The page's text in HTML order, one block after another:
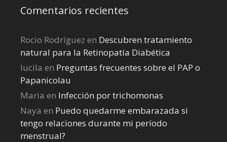
Comentarios recientes
Rocio Rodríguez en Descubren tratamiento
natural para la Retinopatía Diabética
lucila en Preguntas frecuentes sobre el PAP o
Papanicolau
Maria en Infección por trichomonas
Naya en Puedo quedarme embarazada si
tengo relaciones durante mi perí­odo
menstrual?